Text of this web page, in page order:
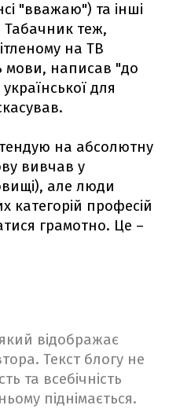
"вважаю") та інші
Табачник теж,
на TB
мови, написав "до
для
на абсолютну
вивчав у
але люди
категорій професій
грамотно. Це –
відображає
Текст блогу не
та всебічність
піднімається.